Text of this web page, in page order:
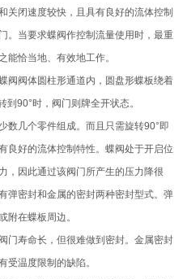
关闭速度较快，且具有良好的流体控制
。当要求蝶阀作控制流量使用时，最重
能恰当地、有效地工作。
阀阀体圆柱形通道内，圆盘形蝶板绕着
90°时，阀门则牌全开状态。
数几个零件组成。而且只需旋转90°即
良好的流体控制特性。蝶阀处于开启位
，因此通过该阀门所产生的压力降很
弹密封和金属的密封两种密封型式。弹
附在蝶板周边。
门寿命长，但很难做到密封。金属密封
受温度限制的缺陷。